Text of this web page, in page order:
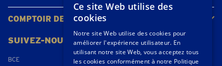
Contacter
Planifiez votre rendez-vous
Emplacements
COMPTOIR DE L'OR
SUIVEZ-NOUS
BCE
Ce site Web utilise des
cookies
Notre site Web utilise des cookies pour
améliorer l'expérience utilisateur. En
utilisant notre site Web, vous acceptez tous
les cookies conformément à notre Politique